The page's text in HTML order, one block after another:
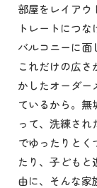
部屋をレイアウ
トレートにつ
バルコニーに面
これだけの広
かしたオーダー
ているから。無
って、洗練さ
でゆったりとく
たり、子ども
由に、そんな家